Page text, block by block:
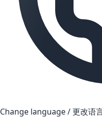
Change language / 更改语